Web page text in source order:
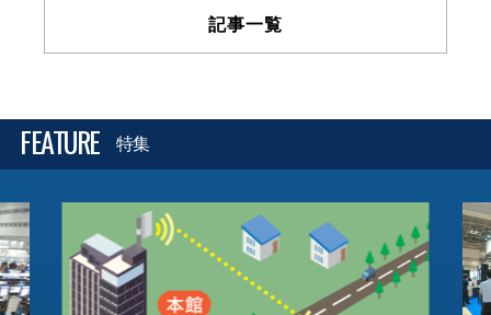
記事一覧
FEATURE 特集